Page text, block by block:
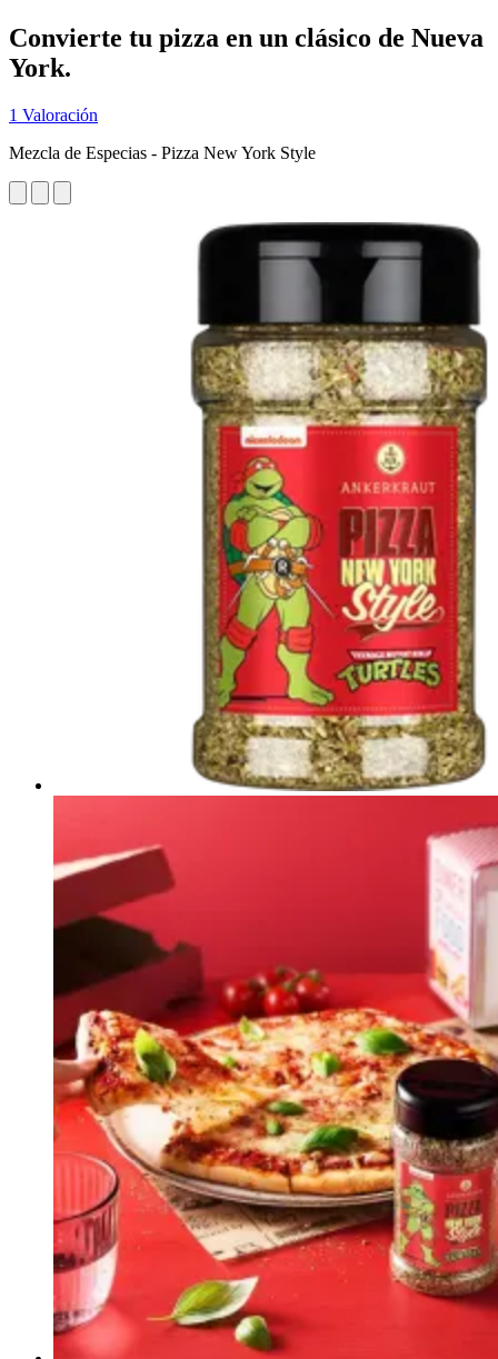
Convierte tu pizza en un clásico de Nueva
York.
1 Valoración
Mezcla de Especias - Pizza New York Style